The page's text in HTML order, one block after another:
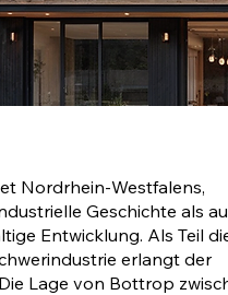
Nordrhein-Westfalens,
Geschichte als
Entwicklung. Als Teil
erlangt der
Lage von Bottrop